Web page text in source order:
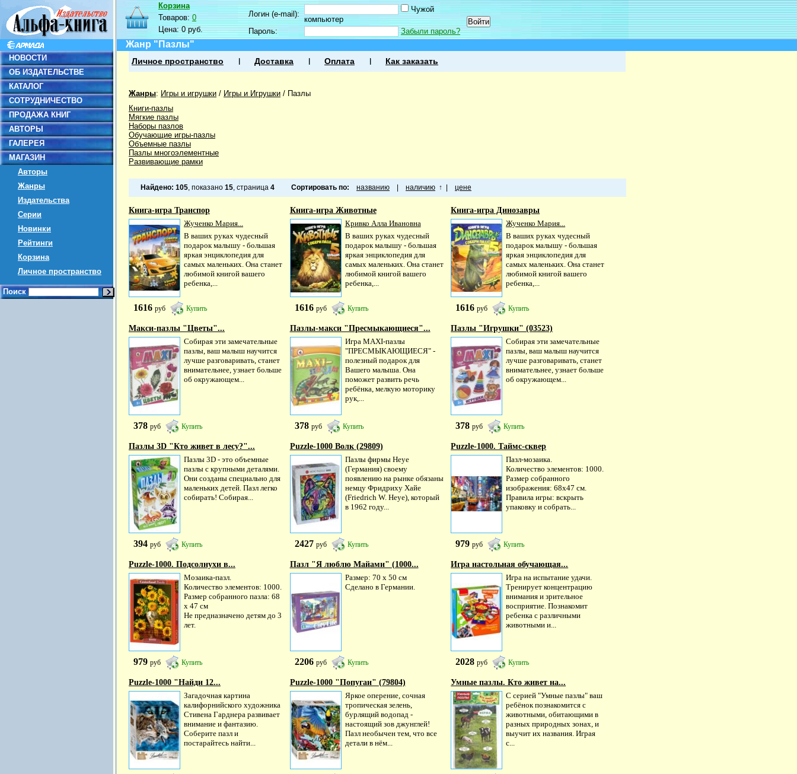
НОВОСТИ
ОБ ИЗДАТЕЛЬСТВЕ
КАТАЛОГ
СОТРУДНИЧЕСТВО
ПРОДАЖА КНИГ
АВТОРЫ
ГАЛЕРЕЯ
МАГАЗИН
Авторы
Жанры
Издательства
Серии
Новинки
Рейтинги
Корзина
Личное пространство
Поиск
Корзина
Товаров:0
Цена:0 руб.
Логин (e-mail):
Чужой
компьютер
Пароль:
Забыли пароль?
Жанр "Пазлы"
Личное пространство Доставка Оплата Как заказать
Жанры: Игры и игрушки / Игры и Игрушки / Пазлы
Книги-пазлы
Мягкие пазлы
Наборы пазлов
Обучающие игры-пазлы
Объемные пазлы
Пазлы многоэлементные
Развивающие рамки
Найдено: 105, показано 15, страница 4 Сортировать по: названию наличию ↑ цене
Книга-игра Транспор
Жученко Мария...
В ваших руках чудесный
подарок малышу - большая
яркая энциклопедия для
самых маленьких. Она станет
любимой книгой вашего
ребенка,...
1616 руб Купить
Книга-игра Животные
Кривко Алла Ивановна
В ваших руках чудесный
подарок малышу - большая
яркая энциклопедия для
самых маленьких. Она станет
любимой книгой вашего
ребенка,...
1616 руб Купить
Книга-игра Динозавры
Жученко Мария...
В ваших руках чудесный
подарок малышу - большая
яркая энциклопедия для
самых маленьких. Она станет
любимой книгой вашего
ребенка,...
1616руб Купить
Макси-пазлы "Цветы"...
Собирая эти замечательные
пазлы, ваш малыш научится
лучше разговаривать, станет
внимательнее, узнает больше
об окружающем...
378 руб Купить
Пазлы-макси "Пресмыкающиеся"...
Игра MAXI-пазлы
"ПРЕСМЫКАЮЩИЕСЯ" -
полезный подарок для
Вашего малыша. Она
поможет развить речь
ребёнка, мелкую моторику
рук,...
378 руб Купить
Пазлы "Игрушки" (03523)
Собирая эти замечательные
пазлы, ваш малыш научится
лучше разговаривать, станет
внимательнее, узнает больше
об окружающем...
378руб Купить
Пазлы 3D "Кто живет в лесу?"...
Пазлы 3D - это объемные
пазлы с крупными деталями.
Они созданы специально для
маленьких детей. Пазл легко
собирать! Собирая...
394 руб Купить
Puzzle-1000 Волк (29809)
Пазлы фирмы Heye
(Германия) своему
появлению на рынке обязаны
немцу Фридриху Хайе
(Friedrich W. Heye), который
в 1962 году...
2427 руб Купить
Puzzle-1000. Таймс-сквер
Пазл-мозаика.
Количество элементов: 1000.
Размер собранного
изображения: 68х47 см.
Правила игры: вскрыть
упаковку и собрать...
979руб Купить
Puzzle-1000. Подсолнухи в...
Мозаика-пазл.
Количество элементов: 1000.
Размер собранного пазла: 68
х 47 см
Не предназначено детям до 3
лет.
979 руб Купить
Пазл "Я люблю Майами" (1000...
Размер: 70 х 50 см
Сделано в Германии.
2206 руб Купить
Игра настольная обучающая...
Игра на испытание удачи.
Тренирует концентрацию
внимания и зрительное
восприятие. Познакомит
ребенка с различными
животными и...
2028руб Купить
Puzzle-1000 "Найди 12...
Загадочная картина
калифорнийского художника
Стивена Гарднера развивает
внимание и фантазию.
Соберите пазл и
постарайтесь найти...
Puzzle-1000 "Попугаи" (79804)
Яркое оперение, сочная
тропическая зелень,
бурлящий водопад -
настоящий зов джунглей!
Пазл необычен тем, что все
детали в нём...
Умные пазлы. Кто живет на...
С серией "Умные пазлы" ваш
ребёнок познакомится с
животными, обитающими в
разных природных зонах, и
выучит их названия. Играя
с...